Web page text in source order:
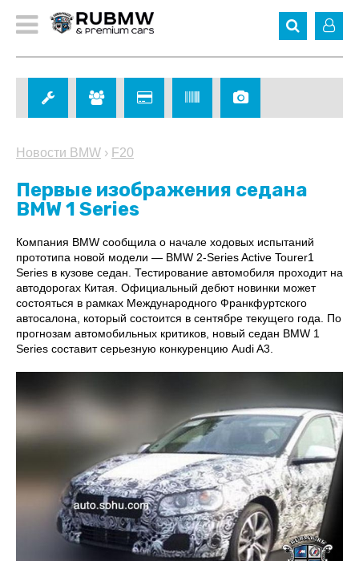
Новости BMW › F20
Первые изображения седана
BMW 1 Series
Компания BMW сообщила о начале ходовых испытаний
прототипа новой модели — BMW 2-Series Active Tourer1
Series в кузове седан. Тестирование автомобиля проходит на
автодорогах Китая. Официальный дебют новинки может
состояться в рамках Международного Франкфуртского
автосалона, который состоится в сентябре текущего года. По
прогнозам автомобильных критиков, новый седан BMW 1
Series составит серьезную конкуренцию Audi A3.